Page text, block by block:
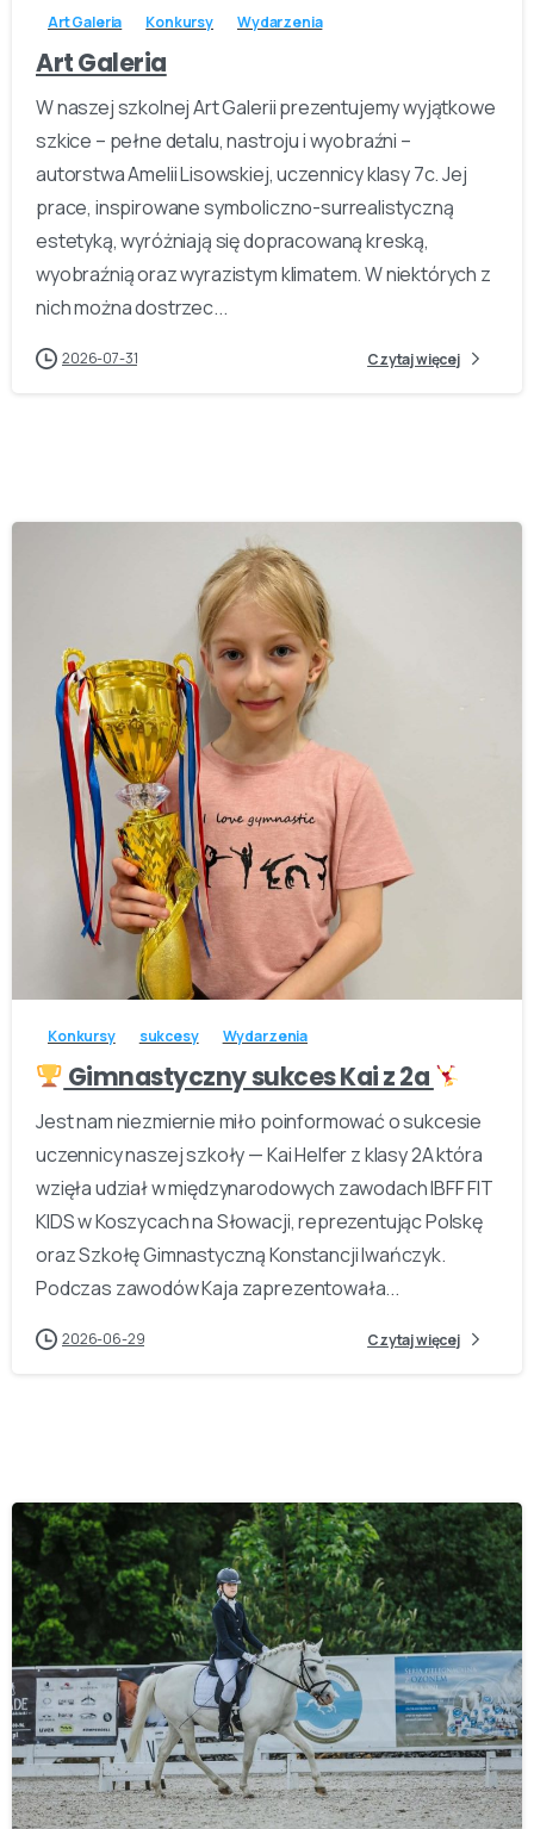
Art Galeria Konkursy Wydarzenia
Art Galeria
W naszej szkolnej Art Galerii prezentujemy wyjątkowe
szkice – pełne detalu, nastroju i wyobraźni –
autorstwa Amelii Lisowskiej, uczennicy klasy 7c. Jej
prace, inspirowane symboliczno-surrealistyczną
estetyką, wyróżniają się dopracowaną kreską,
wyobraźnią oraz wyrazistym klimatem. W niektórych z
nich można dostrzec...
2026-07-31 Czytaj więcej
Konkursy sukcesy Wydarzenia
Gimnastyczny sukces Kai z 2a
Jest nam niezmiernie miło poinformować o sukcesie
uczennicy naszej szkoły — Kai Helfer z klasy 2A która
wzięła udział w międzynarodowych zawodach IBFF FIT
KIDS w Koszycach na Słowacji, reprezentując Polskę
oraz Szkołę Gimnastyczną Konstancji Iwańczyk.
Podczas zawodów Kaja zaprezentowała...
2026-06-29 Czytaj więcej
-